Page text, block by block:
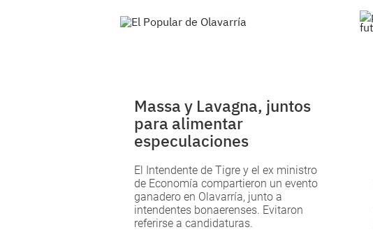
Massa y Lavagna, juntos
para alimentar
especulaciones
El Intendente de Tigre y el ex ministro
de Economía compartieron un evento
ganadero en Olavarría, junto a
intendentes bonaerenses. Evitaron
referirse a candidaturas.